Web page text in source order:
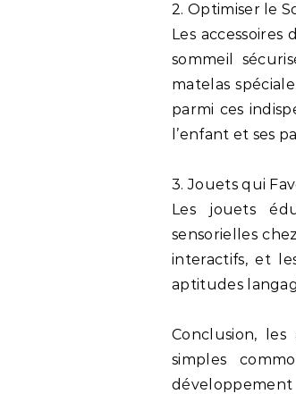
2. Optimiser le
Les
sommeil
matelas
parmi ces
l’enfant et ses
3. Jouets qui
Les jouets
sensorielles
interactifs, et
aptitudes
Conclusion,
simples